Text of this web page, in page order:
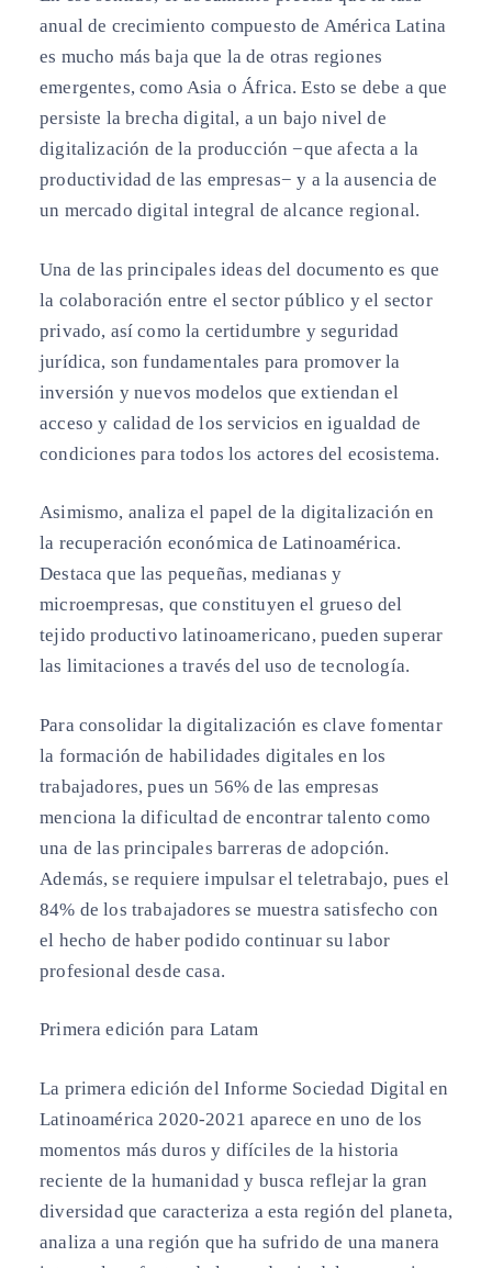
anual de crecimiento compuesto de América Latina
es mucho más baja que la de otras regiones
emergentes, como Asia o África. Esto se debe a que
persiste la brecha digital, a un bajo nivel de
digitalización de la producción −que afecta a la
productividad de las empresas− y a la ausencia de
un mercado digital integral de alcance regional.
Una de las principales ideas del documento es que
la colaboración entre el sector público y el sector
privado, así como la certidumbre y seguridad
jurídica, son fundamentales para promover la
inversión y nuevos modelos que extiendan el
acceso y calidad de los servicios en igualdad de
condiciones para todos los actores del ecosistema.
Asimismo, analiza el papel de la digitalización en
la recuperación económica de Latinoamérica.
Destaca que las pequeñas, medianas y
microempresas, que constituyen el grueso del
tejido productivo latinoamericano, pueden superar
las limitaciones a través del uso de tecnología.
Para consolidar la digitalización es clave fomentar
la formación de habilidades digitales en los
trabajadores, pues un 56% de las empresas
menciona la dificultad de encontrar talento como
una de las principales barreras de adopción.
Además, se requiere impulsar el teletrabajo, pues el
84% de los trabajadores se muestra satisfecho con
el hecho de haber podido continuar su labor
profesional desde casa.
Primera edición para Latam
La primera edición del Informe Sociedad Digital en
Latinoamérica 2020-2021 aparece en uno de los
momentos más duros y difíciles de la historia
reciente de la humanidad y busca reflejar la gran
diversidad que caracteriza a esta región del planeta,
analiza a una región que ha sufrido de una manera